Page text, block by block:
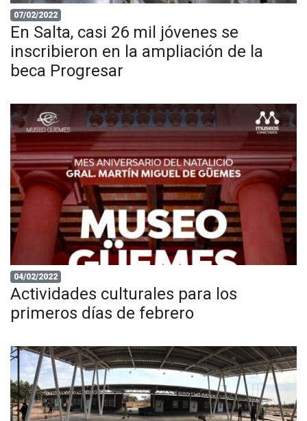
07/02/2022
En Salta, casi 26 mil jóvenes se
inscribieron en la ampliación de la
beca Progresar
04/02/2022
Actividades culturales para los
primeros días de febrero